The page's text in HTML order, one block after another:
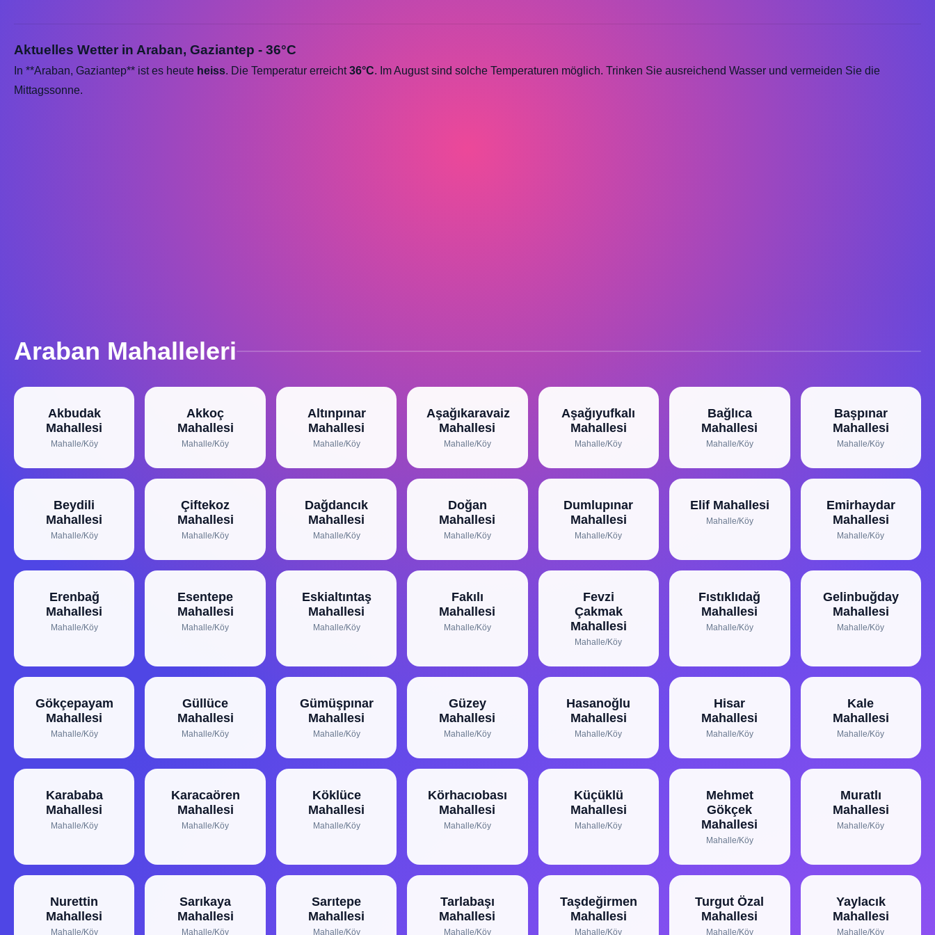
Aktuelles Wetter in Araban, Gaziantep - 36°C
In **Araban, Gaziantep** ist es heute heiss. Die Temperatur erreicht36°C. Im August sind solche Temperaturen möglich. Trinken Sie ausreichend Wasser und vermeiden Sie die
Mittagssonne.
Araban Mahalleleri
Akbudak
Mahallesi
Mahalle/Köy
Akkoç
Mahallesi
Mahalle/Köy
Altınpınar
Mahallesi
Mahalle/Köy
Aşağıkaravaiz
Mahallesi
Mahalle/Köy
Aşağıyufkalı
Mahallesi
Mahalle/Köy
Bağlıca
Mahallesi
Mahalle/Köy
Başpınar
Mahallesi
Mahalle/Köy
Beydili
Mahallesi
Mahalle/Köy
Çiftekoz
Mahallesi
Mahalle/Köy
Dağdancık
Mahallesi
Mahalle/Köy
Doğan
Mahallesi
Mahalle/Köy
Dumlupınar
Mahallesi
Mahalle/Köy
Elif Mahallesi
Mahalle/Köy
Emirhaydar
Mahallesi
Mahalle/Köy
Erenbağ
Mahallesi
Mahalle/Köy
Esentepe
Mahallesi
Mahalle/Köy
Eskialtıntaş
Mahallesi
Mahalle/Köy
Fakılı
Mahallesi
Mahalle/Köy
Fevzi
Çakmak
Mahallesi
Mahalle/Köy
Fıstıklıdağ
Mahallesi
Mahalle/Köy
Gelinbuğday
Mahallesi
Mahalle/Köy
Gökçepayam
Mahallesi
Mahalle/Köy
Güllüce
Mahallesi
Mahalle/Köy
Gümüşpınar
Mahallesi
Mahalle/Köy
Güzey
Mahallesi
Mahalle/Köy
Hasanoğlu
Mahallesi
Mahalle/Köy
Hisar
Mahallesi
Mahalle/Köy
Kale
Mahallesi
Mahalle/Köy
Karababa
Mahallesi
Mahalle/Köy
Karacaören
Mahallesi
Mahalle/Köy
Köklüce
Mahallesi
Mahalle/Köy
Körhacıobası
Mahallesi
Mahalle/Köy
Küçüklü
Mahallesi
Mahalle/Köy
Mehmet
Gökçek
Mahallesi
Mahalle/Köy
Muratlı
Mahallesi
Mahalle/Köy
Nurettin
Mahallesi
Mahalle/Köy
Sarıkaya
Mahallesi
Mahalle/Köy
Sarıtepe
Mahallesi
Mahalle/Köy
Tarlabaşı
Mahallesi
Mahalle/Köy
Taşdeğirmen
Mahallesi
Mahalle/Köy
Turgut Özal
Mahallesi
Mahalle/Köy
Yaylacık
Mahallesi
Mahalle/Köy